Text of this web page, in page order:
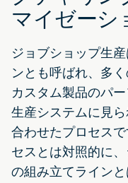
マイゼーシ
ジョブショップ生
ンとも呼ばれ、多
カスタム製品のパ
生産システムに見
合わせたプロセス
セスとは対照的に
の組み立てライン